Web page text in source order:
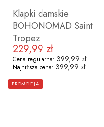
Klapki damskie
BOHONOMAD Saint
Tropez
Cena promocyjna
229,99 zł
Cena regularna: 399,99 zł
Najniższa cena: 399,99 zł
ZOBACZ PRODUKT
PROMOCJA